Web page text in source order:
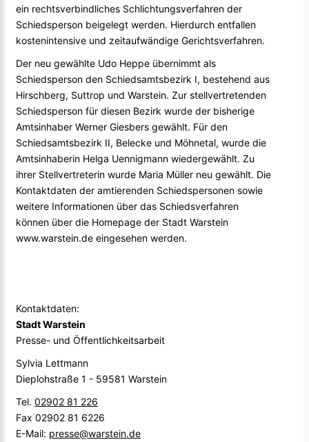
ein rechtsverbindliches Schlichtungsverfahren der
Schiedsperson beigelegt werden. Hierdurch entfallen
kostenintensive und zeitaufwändige Gerichtsverfahren.
Der neu gewählte Udo Heppe übernimmt als
Schiedsperson den Schiedsamtsbezirk I, bestehend aus
Hirschberg, Suttrop und Warstein. Zur stellvertretenden
Schiedsperson für diesen Bezirk wurde der bisherige
Amtsinhaber Werner Giesbers gewählt. Für den
Schiedsamtsbezirk II, Belecke und Möhnetal, wurde die
Amtsinhaberin Helga Uennigmann wiedergewählt. Zu
ihrer Stellvertreterin wurde Maria Müller neu gewählt. Die
Kontaktdaten der amtierenden Schiedspersonen sowie
weitere Informationen über das Schiedsverfahren
können über die Homepage der Stadt Warstein
www.warstein.de eingesehen werden.
Kontaktdaten:
Stadt Warstein
Presse- und Öffentlichkeitsarbeit
Sylvia Lettmann
Dieplohstraße 1 - 59581 Warstein
Tel. 02902 81 226
Fax 02902 81 6226
E-Mail: presse@warstein.de